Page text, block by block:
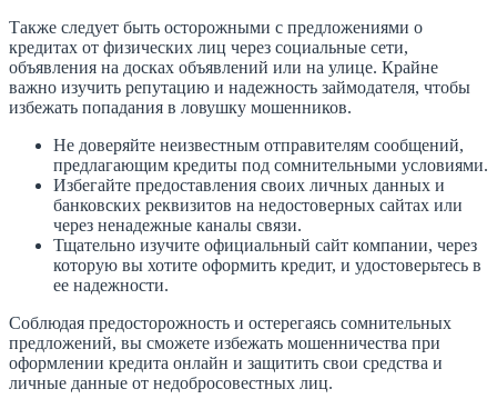
Также следует быть осторожными с предложениями о
кредитах от физических лиц через социальные сети,
объявления на досках объявлений или на улице. Крайне
важно изучить репутацию и надежность займодателя, чтобы
избежать попадания в ловушку мошенников.
Не доверяйте неизвестным отправителям сообщений,
предлагающим кредиты под сомнительными условиями.
Избегайте предоставления своих личных данных и
банковских реквизитов на недостоверных сайтах или
через ненадежные каналы связи.
Тщательно изучите официальный сайт компании, через
которую вы хотите оформить кредит, и удостоверьтесь в
ее надежности.
Соблюдая предосторожность и остерегаясь сомнительных
предложений, вы сможете избежать мошенничества при
оформлении кредита онлайн и защитить свои средства и
личные данные от недобросовестных лиц.